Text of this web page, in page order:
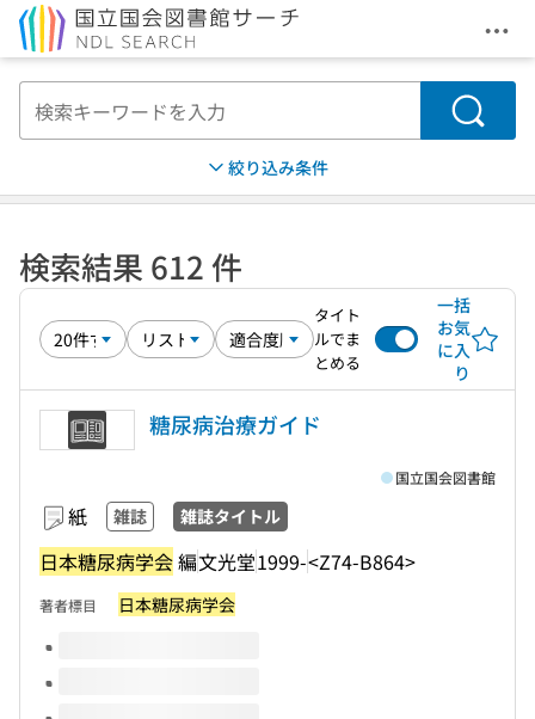
メ
検索
絞り込み条件
検索結果 612 件
タイト
ルでま
とめる
一括
お気
に入
り
糖尿病治療ガイド
紙 雑誌 雑誌タイトル
日本糖尿病学会編文光堂1999-<Z74-B864>
国立国会図書館
著者標目 日本糖尿病学会
このタイトルの巻号